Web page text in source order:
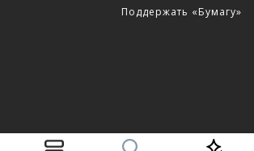
Поддержать «Бумагу»